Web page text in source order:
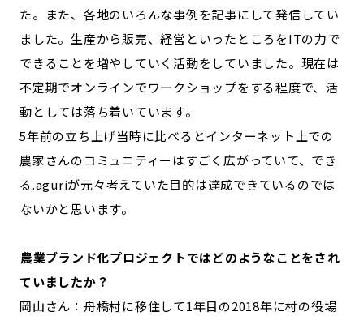
た。また、各地のいろんな事例を記事にして発信してい
ました。生産から販売、経営といったところをITの力で
できることを増やしていく活動をしていました。現在は
不定期でオンラインでワークショップをする程度で、活
動としては落ち着いています。
5年前の立ち上げ当時に比べるとインターネット上での
農家さんのコミュニティーはすごく広がっていて、でき
る.aguriが元々考えていた目的は達成できているのでは
ないかと思います。
―――農業ブランド化プロジェクトではどのようなことをされ
ていましたか？
岡山さん：舟橋村に移住して1年目の2018年に村の役場